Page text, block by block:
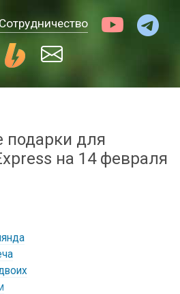
Сотрудничество
подарки для
на 14 февраля